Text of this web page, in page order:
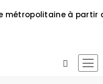
métropolitaine à partir